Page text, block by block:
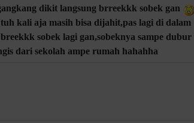
dikit langsung brreekkk sobek gan
kali aja masih bisa dijahit,pas lagi di dalam
sobek lagi gan,sobeknya sampe dubur
dari sekolah ampe rumah hahahha